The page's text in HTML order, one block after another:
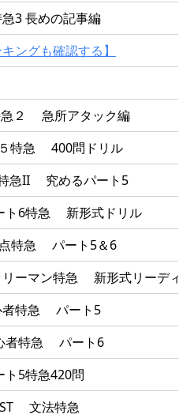
急3 長めの記事編
ングも確認する】
２ 急所アタック編
特急 400問ドリル
急II 究めるパート5
ト6特急 新形式ドリル
特急 パート5＆6
ーマン特急 新形式リーディ
者特急 パート5
者特急 パート6
5特急420問
文法特急